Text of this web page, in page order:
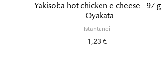
Yakisoba hot chicken e cheese - 97 g
- Oyakata
Istantanei
1,23 €